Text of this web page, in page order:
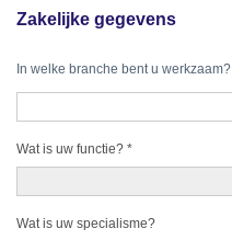
Zakelijke gegevens
In welke branche bent u werkzaam?
Wat is uw functie? *
Wat is uw specialisme?